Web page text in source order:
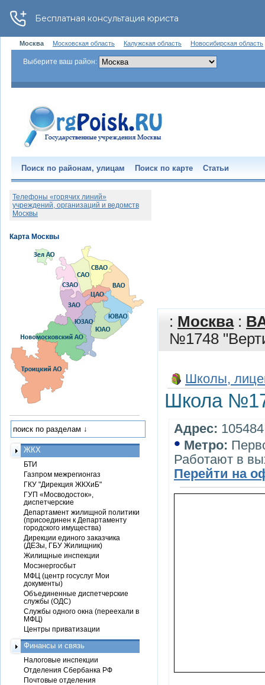
Москва Московская область Калужская область Новосибирская область
Выберите ваш район:
Поиск по районам, улицам Поиск по карте Статьи
: Москва:
№1748
Школы,
Школа
Адрес:
• Метро:
Работают в
Перейти на
Телефоны «горячих линий»
учреждений, организаций и ведомств
Москвы
ЖКХ
БТИ
Газпром межрегионгаз
ГКУ "Дирекция ЖКХиБ"
ГУП «Мосводосток»,
диспетчерские
Департамент жилищной политики
(присоединен к Департаменту
городского имущества)
Дирекции единого заказчика
(ДЕЗы, ГБУ Жилищник)
Жилищные инспекции
Мосэнергосбыт
МФЦ (центр госуслуг Мои
документы)
Объединенные диспетчерские
службы (ОДС)
Службы одного окна (переехали в
МФЦ)
Центры приватизации
Финансы и связь
Налоговые инспекции
Отделения Сбербанка РФ
Почтовые отделения